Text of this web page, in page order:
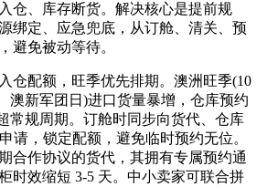
仓、库存断货。解决核心是提前规
绑定、应急兜底，从订舱、清关、预
避免被动等待。
配额，旺季优先排期。澳洲旺季(10
澳新军团日)进口货量暴增，仓库预约
常规周期。订舱时同步向货代、仓库
请，锁定配额，避免临时预约无位。
合作协议的货代，其拥有专属预约通
时效缩短 3-5 天。中小卖家可联合拼